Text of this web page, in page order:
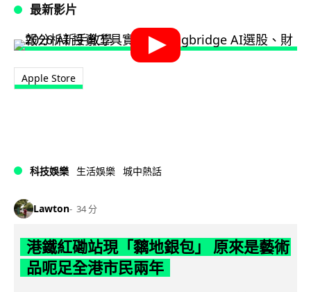
最新影片
Apple Store
科技娛樂 生活娛樂 城中熱話
Lawton 34 分
港鐵紅磡站現「黐地銀包」 原來是藝術
品呃足全港市民兩年